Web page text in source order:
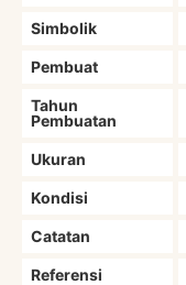
Simbolik
Pembuat
Tahun
Pembuatan
Ukuran
Kondisi
Catatan
Referensi